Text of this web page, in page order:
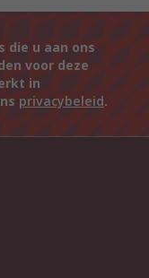
die u aan ons
voor deze
in
privacybeleid.